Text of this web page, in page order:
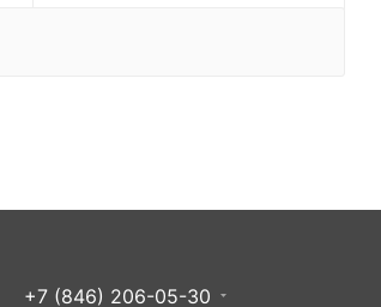
+7 (846) 206-05-30